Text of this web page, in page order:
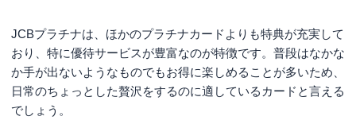
JCBプラチナは、ほかのプラチナカードよりも特典が充実して
おり、特に優待サービスが豊富なのが特徴です。普段はなかな
か手が出ないようなものでもお得に楽しめることが多いため、
日常のちょっとした贅沢をするのに適しているカードと言える
でしょう。